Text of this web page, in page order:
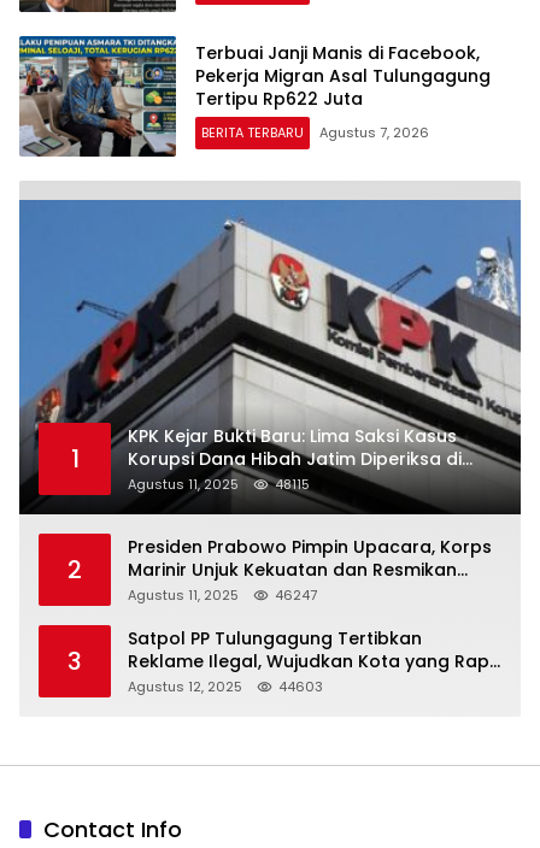
Terbuai Janji Manis di Facebook,
Pekerja Migran Asal Tulungagung
Tertipu Rp622 Juta
BERITA TERBARU Agustus 7, 2026
1
KPK Kejar Bukti Baru: Lima Saksi Kasus
Korupsi Dana Hibah Jatim Diperiksa di
Trenggalek
Agustus 11, 2025 48115
2
Presiden Prabowo Pimpin Upacara, Korps
Marinir Unjuk Kekuatan dan Resmikan
Struktur Baru
Agustus 11, 2025 46247
3
Satpol PP Tulungagung Tertibkan
Reklame Ilegal, Wujudkan Kota yang Rapi
dan Indah
Agustus 12, 2025 44603
Contact Info